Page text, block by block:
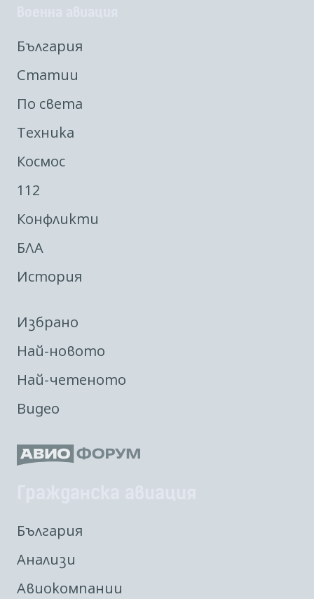
България
Статии
По света
Техника
Космос
112
Конфликти
БЛА
История
Избрано
Най-новото
Най-четеното
Видео
България
Анализи
Авиокомпании